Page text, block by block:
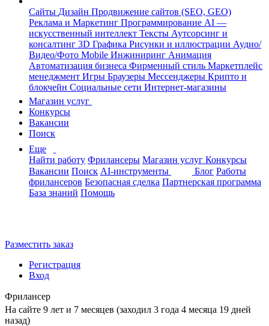
Сайты Дизайн Продвижение сайтов (SEO, GEO)
Реклама и Маркетинг Программирование AI —
искусственный интеллект Тексты Аутсорсинг и
консалтинг 3D Графика Рисунки и иллюстрации Аудио/
Видео/Фото Mobile Инжиниринг Анимация
Автоматизация бизнеса Фирменный стиль Маркетплейс
менеджмент Игры Браузеры Мессенджеры Крипто и
блокчейн Социальные сети Интернет-магазины
Магазин услуг
Конкурсы
Вакансии
Поиск
Еще
Найти работу Фрилансеры Магазин услуг Конкурсы
Вакансии Поиск AI-инструменты Блог Работы
фрилансеров Безопасная сделка Партнерская программа
База знаний Помощь
Разместить заказ
Регистрация
Вход
Фрилансер
На сайте 9 лет и 7 месяцев (заходил 3 года 4 месяца 19 дней
назад)